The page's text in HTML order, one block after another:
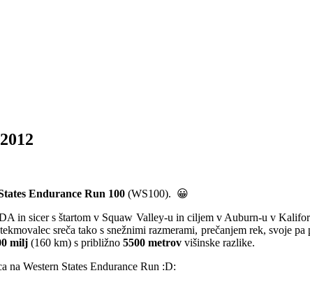
Endurance Run 100 (WS100). 😀
in sicer s štartom v Squaw Valley-u in ciljem v Auburn-u v
sreča tako s snežnimi razmerami, prečanjem rek, svoje
milj (160 km) s približno 5500 metrov višinske razlike.
na Western States Endurance Run :D: